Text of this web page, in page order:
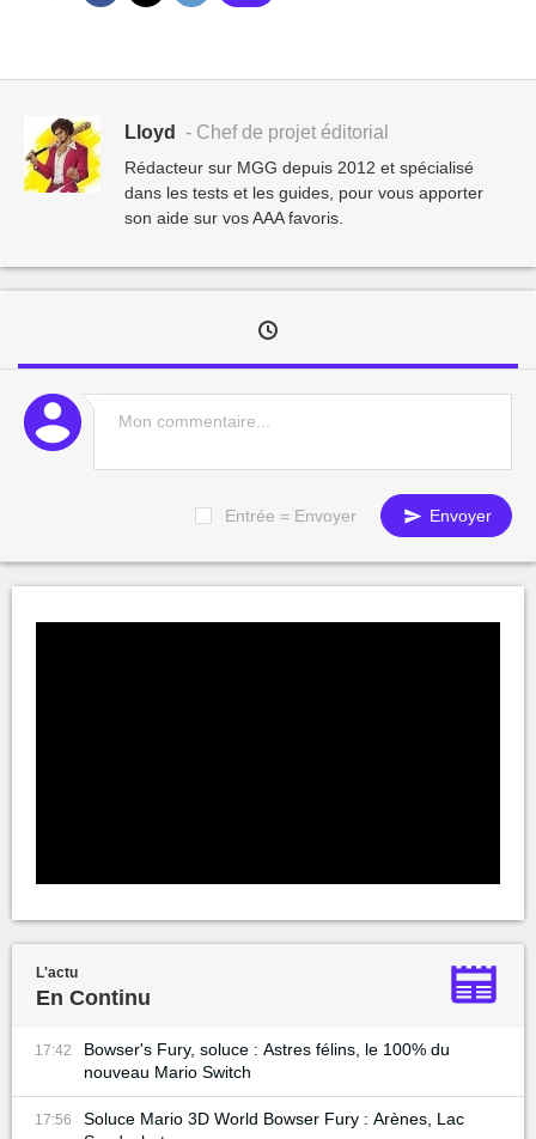
Lloyd - Chef de projet éditorial
Rédacteur sur MGG depuis 2012 et spécialisé
dans les tests et les guides, pour vous apporter
son aide sur vos AAA favoris.
Entrée = Envoyer Envoyer
L'actu
En Continu
17:42
Bowser's Fury, soluce : Astres félins, le 100% du
nouveau Mario Switch
17:56
Soluce Mario 3D World Bowser Fury : Arènes, Lac